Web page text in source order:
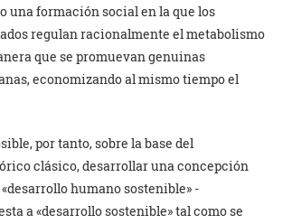
una formación social en la que los
regulan racionalmente el metabolismo
que se promuevan genuinas
economizando al mismo tiempo el
por tanto, sobre la base del
clásico, desarrollar una concepción
humano sostenible» -
a «desarrollo sostenible» tal como se